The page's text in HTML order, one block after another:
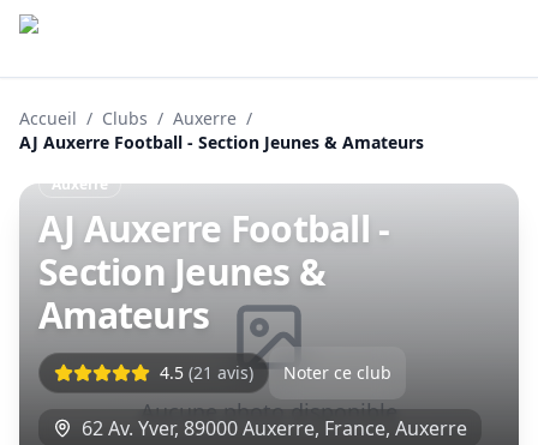
Accueil / Clubs / Auxerre /
AJ Auxerre Football - Section Jeunes & Amateurs
Aucune photo disponible
Auxerre
AJ Auxerre Football -
Section Jeunes &
Amateurs
4.5 (21 avis) Noter ce club
62 Av. Yver, 89000 Auxerre, France, Auxerre